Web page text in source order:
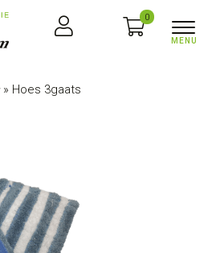
0
» Hoes 3gaats